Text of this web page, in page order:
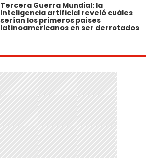
Tercera Guerra Mundial: la
inteligencia artificial reveló cuáles
serían los primeros países
latinoamericanos en ser derrotados